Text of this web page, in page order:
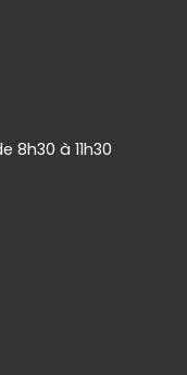
8h30 à 11h30